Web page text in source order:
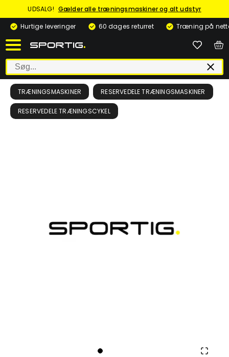
UDSALG! Gælder alle træningsmaskiner og alt udstyr
Hurtige leveringer
60 dages returret Træning på
TRÆNINGSMASKINER RESERVEDELE TRÆNINGSMASKINER
RESERVEDELE TRÆNINGSCYKEL